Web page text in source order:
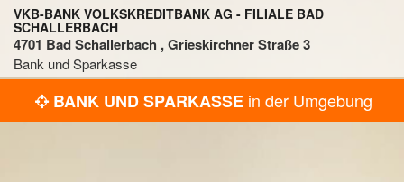
VKB-BANK VOLKSKREDITBANK AG - FILIALE BAD
SCHALLERBACH
4701 Bad Schallerbach , Grieskirchner Straße 3
Bank und Sparkasse
BANK UND SPARKASSE in der Umgebung